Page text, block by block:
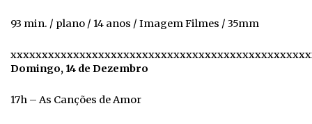
93 min. / plano / 14 anos / Imagem Filmes / 35mm
Domingo, 14 de Dezembro
17h – As Canções de Amor